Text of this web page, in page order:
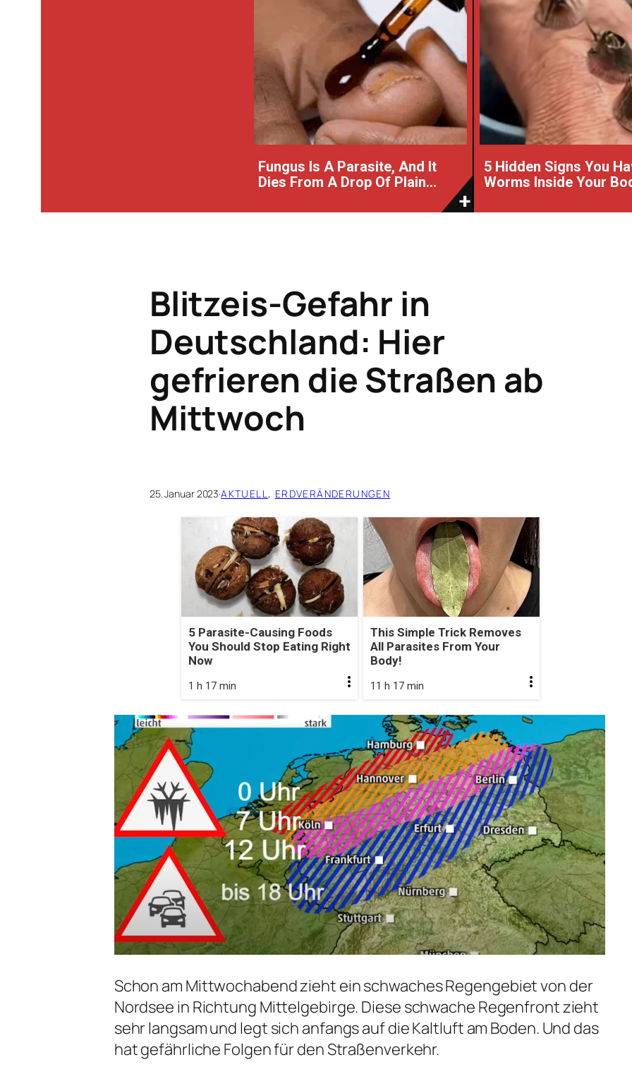
Fungus Is A Parasite, And It
Dies From A Drop Of Plain...
5 Hidden Signs You
Worms Inside Your
Blitzeis-Gefahr in
Deutschland: Hier
gefrieren die Straßen ab
Mittwoch
25. Januar 2023·AKTUELL, ERDVERÄNDERUNGEN
5 Parasite-Causing Foods
You Should Stop Eating Right
Now
1 h 17 min
This Simple Trick Removes
All Parasites From Your
Body!
11 h 17 min
Schon am Mittwochabend zieht ein schwaches Regengebiet von der
Nordsee in Richtung Mittelgebirge. Diese schwache Regenfront zieht
sehr langsam und legt sich anfangs auf die Kaltluft am Boden. Und das
hat gefährliche Folgen für den Straßenverkehr.